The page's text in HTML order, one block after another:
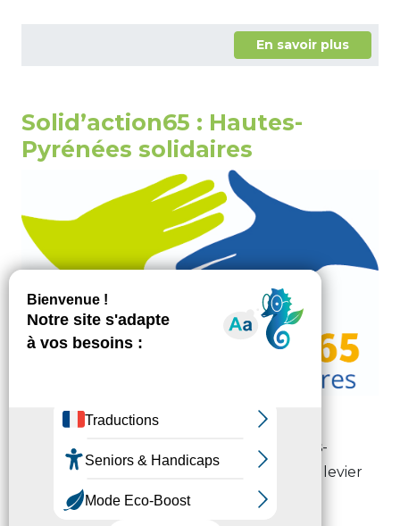
En savoir plus
Solid’action65 : Hautes-
Pyrénées solidaires
En intégrant la solidarité à toutes ses
interventions, le Département des Hautes-
Pyrénées fait de l'investissement social un levier
de développement du territoire.